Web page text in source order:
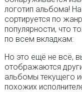
логотип альбома!
сортируется по
популярности, что
по всем вкладкам:
Но это ещё не всё,
отображаются
альбомы текущего
похожих